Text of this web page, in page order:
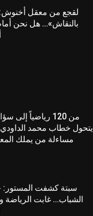
لقجع من معقل أخنوش:
بالنقاش»… هل نحن
يتحول خطاب محمد الداودي
مساءلة من يملك
سبتة كشفت المستور:
الشباب… غابت الرياضة